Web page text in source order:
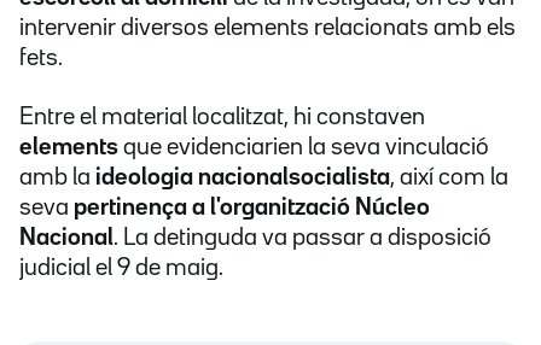
intervenir diversos elements relacionats amb els
fets.
Entre el material localitzat, hi constaven
elements que evidenciarien la seva vinculació
amb la ideologia nacionalsocialista, així com la
seva pertinença a l'organització Núcleo
Nacional. La detinguda va passar a disposició
judicial el 9 de maig.